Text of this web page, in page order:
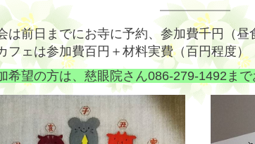
は前日までにお寺に予約、参加費千円（昼
フェは参加費百円＋材料実費（百円程度）
希望の方は、慈眼院さん086-279-1492まで